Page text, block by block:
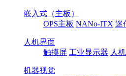
嵌入式（主板）
OPS主板 NANo-ITX 迷
人机界面
触摸屏 工业显示器 人
机器视觉